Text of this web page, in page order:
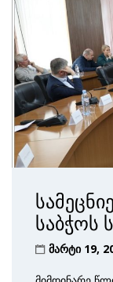
საბჭოს
მარტი 19,